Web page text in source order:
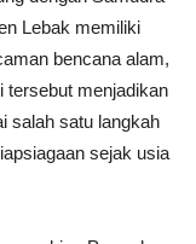
Lebak memiliki
bencana alam,
tersebut menjadikan
salah satu langkah
sejak usia